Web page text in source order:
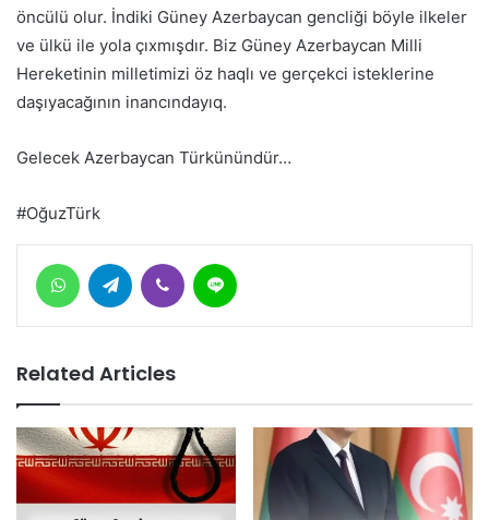
öncülü olur. İndiki Güney Azerbaycan gencliği böyle ilkeler
ve ülkü ile yola çıxmışdır. Biz Güney Azerbaycan Milli
Hereketinin milletimizi öz haqlı ve gerçekci isteklerine
daşıyacağının inancındayıq.
Gelecek Azerbaycan Türkünündür…
#OğuzTürk
Related Articles